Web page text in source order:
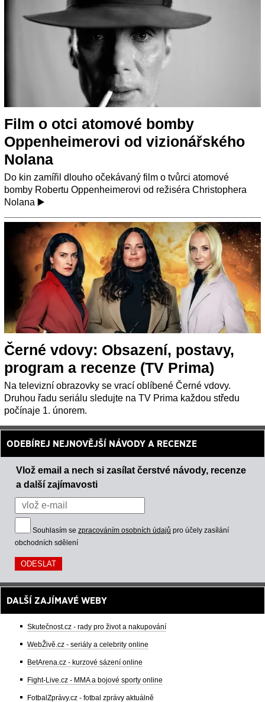
Film o otci atomové bomby
Oppenheimerovi od vizionářského
Nolana
Do kin zamířil dlouho očekávaný film o tvůrci atomové
bomby Robertu Oppenheimerovi od režiséra Christophera
Nolana ▶️
Černé vdovy: Obsazení, postavy,
program a recenze (TV Prima)
Na televizní obrazovky se vrací oblíbené Černé vdovy.
Druhou řadu seriálu sledujte na TV Prima každou středu
počínaje 1. únorem.
ODEBÍREJ NEJNOVĚJŠÍ NÁVODY A RECENZE
Vlož email a nech si zasílat čerstvé návody, recenze
a další zajímavosti
Souhlasím se zpracováním osobních údajů pro účely zasílání
obchodních sdělení
DALŠÍ ZAJÍMAVÉ WEBY
Skutečnost.cz - rady pro život a nakupování
WebŽivě.cz - seriály a celebrity online
BetArena.cz - kurzové sázení online
Fight-Live.cz - MMA a bojové sporty online
FotbalZprávy.cz - fotbal zprávy aktuálně